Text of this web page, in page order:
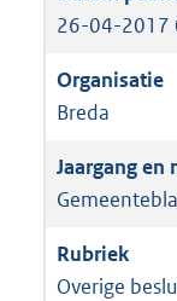
26-04-2017
Breda
Overige